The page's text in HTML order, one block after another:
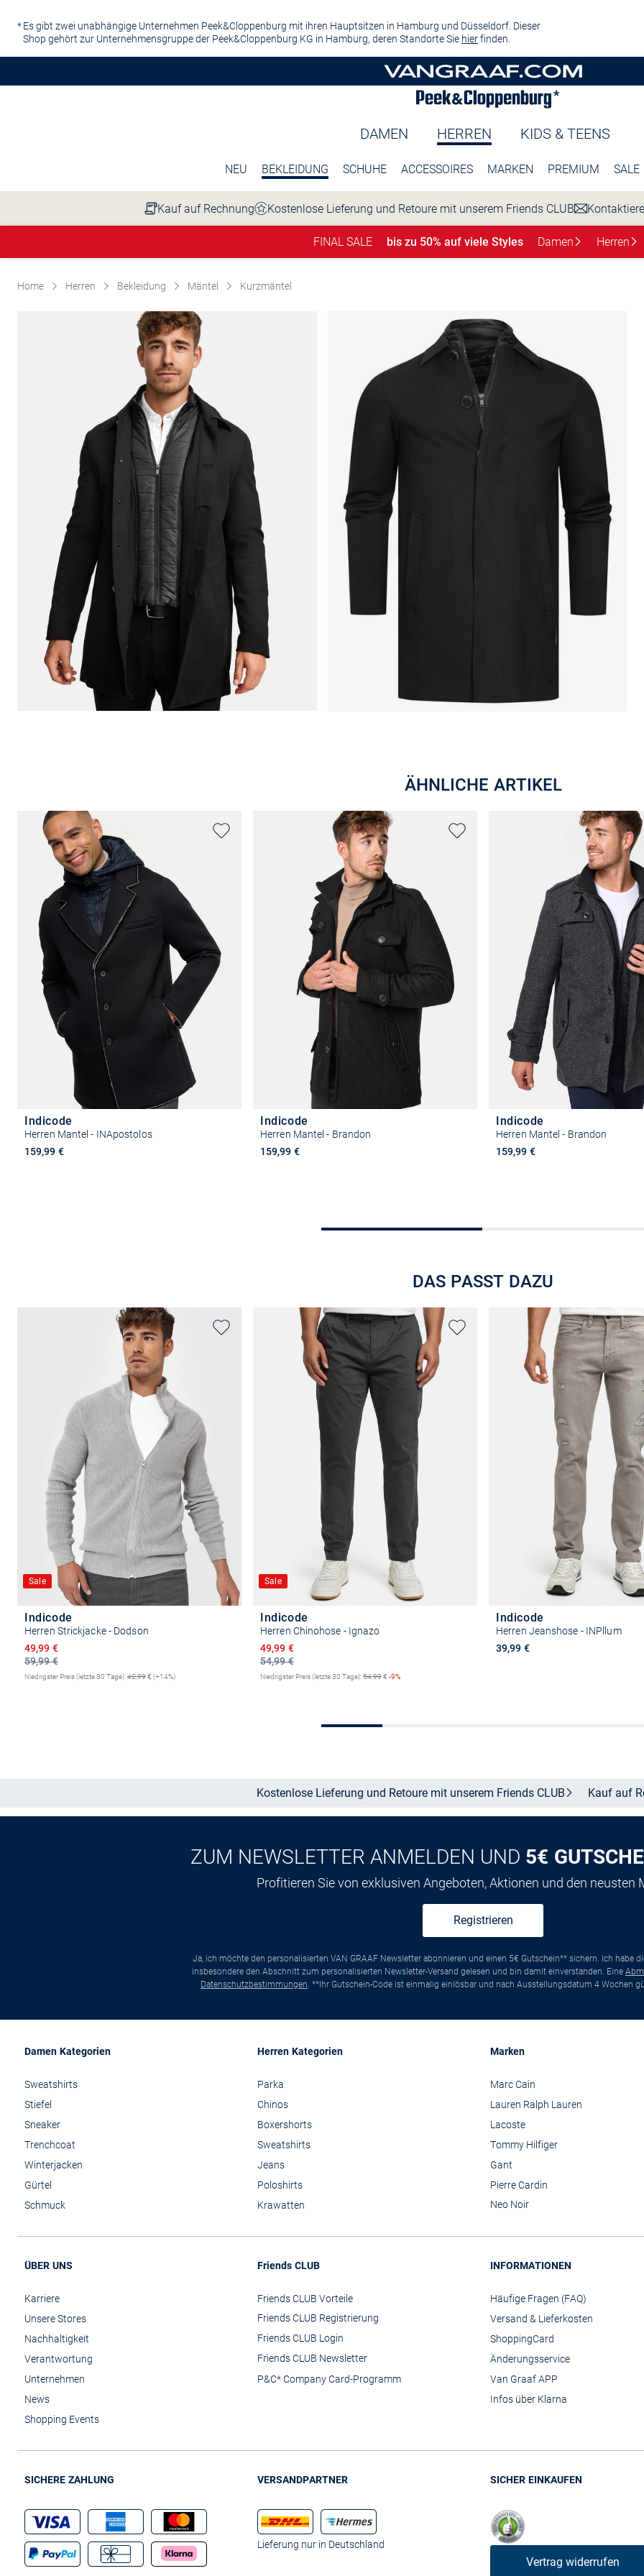
Es gibt zwei unabhängige Unternehmen Peek&Cloppenburg mit ihren Hauptsitzen in Hamburg und Düsseldorf. Dieser
Shop gehört zur Unternehmensgruppe der Peek&Cloppenburg KG in Hamburg, deren Standorte Sie hierfinden.
DAMEN HERREN KIDS & TEENS
NEU BEKLEIDUNG SCHUHE ACCESSOIRES MARKEN PREMIUM SALE
Kauf auf Rechnung Kostenlose Lieferung und Retoure mit unserem Friends CLUB
FINAL SALE bis zu 50% auf viele Styles Damen Herren
Home Herren Bekleidung Mäntel Kurzmäntel
ÄHNLICHE ARTIKEL
Indicode
Herren Mantel - INApostolos
159,99 €
Indicode
Herren Mantel - Brandon
159,99 €
Größe auswählen
Indicode
Herren Mantel - Brandon
159,99 €
DAS PASST DAZU
Sale
Indicode
Herren Strickjacke - Dodson
59,99 €
Ermäßigter Preis
49,99 €
Niedrigster Preis (letzte 30 Tage):42,99€ (+14%)
Sale
Indicode
Herren Chinohose - Ignazo
54,99 €
Ermäßigter Preis
49,99 €
Niedrigster Preis (letzte 30 Tage):54,99€ -9%
Indicode
Herren Jeanshose - INPllum
39,99 €
Kostenlose Lieferung und Retoure mit unserem Friends CLUB Kauf auf
ZUM NEWSLETTER ANMELDEN UND 5€
Profitieren Sie von exklusiven Angeboten, Aktionen und den neusten
Registrieren
Ja, ich möchte den personalisierten VAN GRAAF Newsletter abonnieren und einen 5€ Gutschein** sichern. Ich habe
insbesondere den Abschnitt zum personalisierten Newsletter-Versand gelesen und bin damit einverstanden. Eine
Datenschutzbestimmungen. **Ihr Gutschein-Code ist einmalig einlösbar und nach Ausstellungsdatum 4 Wochen
Damen Kategorien
Sweatshirts
Stiefel
Sneaker
Trenchcoat
Winterjacken
Gürtel
Schmuck
Herren Kategorien
Parka
Chinos
Boxershorts
Sweatshirts
Jeans
Poloshirts
Krawatten
Marken
Marc Cain
Lauren Ralph Lauren
Lacoste
Tommy Hilfiger
Gant
Pierre Cardin
Neo Noir
ÜBER UNS
Karriere
Unsere Stores
Nachhaltigkeit
Verantwortung
Unternehmen
News
Shopping Events
Friends CLUB
Friends CLUB Vorteile
Friends CLUB Registrierung
Friends CLUB Login
Friends CLUB Newsletter
P&C* Company Card-Programm
INFORMATIONEN
Häufige Fragen (FAQ)
Versand & Lieferkosten
ShoppingCard
Änderungsservice
Van Graaf APP
Infos über Klarna
SICHERE ZAHLUNG VERSANDPARTNER
Lieferung nur in Deutschland
SICHER EINKAUFEN
Vertrag widerrufen